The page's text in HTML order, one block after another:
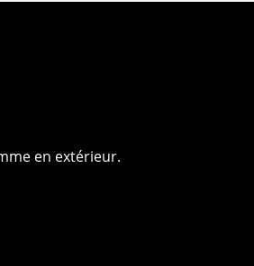
en extérieur.